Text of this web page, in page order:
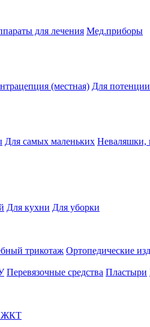
для лечения Мед.приборы
(местная) Для потенции
Для самых маленьких
Для кухни Для уборки
трикотаж Ортопедические
Перевязочные средства Пластыри
ЖКТ